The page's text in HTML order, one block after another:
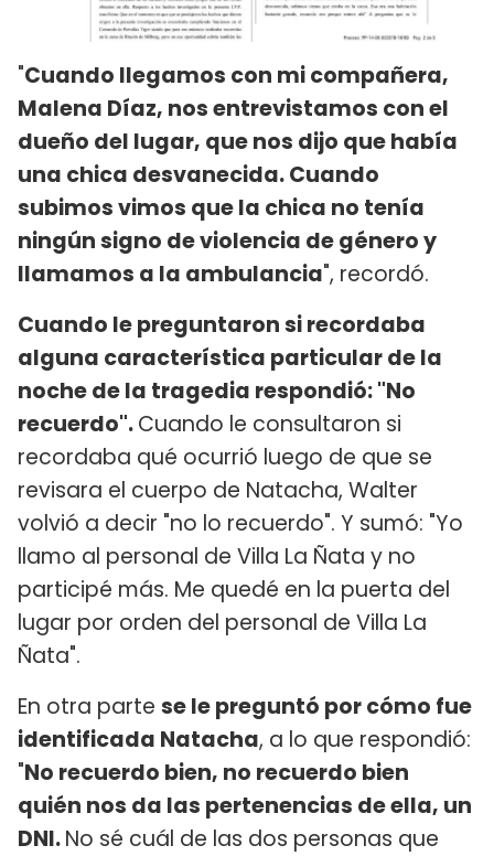
"Cuando llegamos con mi compañera,
Malena Díaz, nos entrevistamos con el
dueño del lugar, que nos dijo que había
una chica desvanecida. Cuando
subimos vimos que la chica no tenía
ningún signo de violencia de género y
llamamos a la ambulancia", recordó.
Cuando le preguntaron si recordaba
alguna característica particular de la
noche de la tragedia respondió: "No
recuerdo".Cuando le consultaron si
recordaba qué ocurrió luego de que se
revisara el cuerpo de Natacha, Walter
volvió a decir "no lo recuerdo". Y sumó: "Yo
llamo al personal de Villa La Ñata y no
participé más. Me quedé en la puerta del
lugar por orden del personal de Villa La
Ñata".
En otra parte se le preguntó por cómo fue
identificada Natacha, a lo que respondió:
"No recuerdo bien, no recuerdo bien
quién nos da las pertenencias de ella, un
DNI.No sé cuál de las dos personas que